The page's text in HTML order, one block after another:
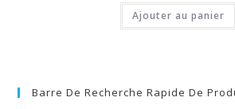
Ajouter au panier
Barre De Recherche Rapide De